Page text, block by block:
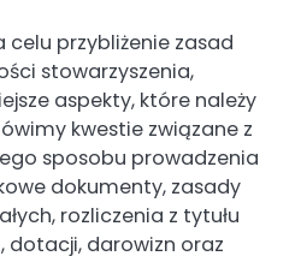
celu przybliżenie zasad
stowarzyszenia,
aspekty, które należy
kwestie związane z
sposobu prowadzenia
dokumenty, zasady
rozliczenia z tytułu
dotacji, darowizn oraz